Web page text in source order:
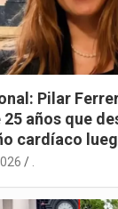
Pilar
años que
cardíaco
.